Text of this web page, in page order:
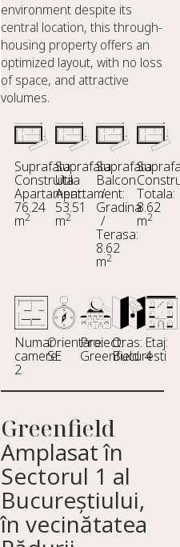
environment despite its
central location, this through-
housing property offers an
optimized layout, with no loss
of space, and attractive
volumes.
Suprafata
Construita
Apartament:
76.24
m2
Suprafata
Utila
Apartament:
53.51
m2
Suprafata
Balcon
/
Gradina
/
Terasa:
8.62
m2
Totala:
8.62
m2
Numar
camere:
2
Orientare:
SE
Proiect:
Greenfield
Oras:
Bucuresti
Etaj:
4
Greenfield
Amplasat în
Sectorul 1 al
Bucureștiului,
în vecinătatea